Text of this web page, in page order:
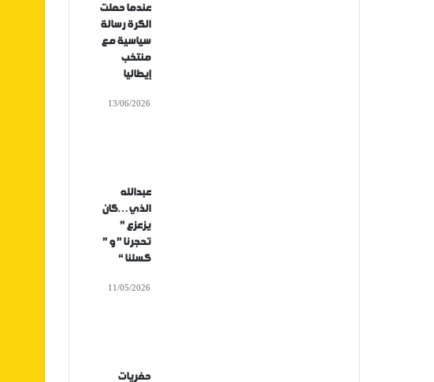
عندما حملت
الكرة رسالة
سياسية مع
منتخب
إيطاليا
13/06/2026
عبدالله
الذي…كان
يزعزع ”
تحجرنا ” و ”
كسلنا “
11/05/2026
حفريات